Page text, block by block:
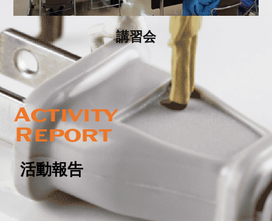
講習会
Activity
Report
活動報告